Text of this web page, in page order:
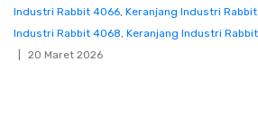
Industri Rabbit 4066, Keranjang Industri
Industri Rabbit 4068, Keranjang Industri
20 Maret 2026